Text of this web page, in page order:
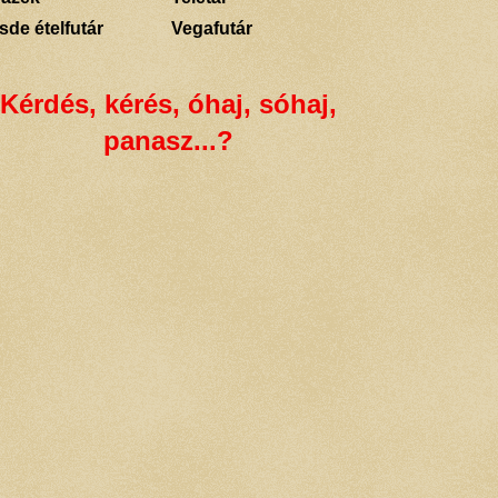
ételfutár
Vegafutár
Kérdés, kérés, óhaj, sóhaj,
panasz...?